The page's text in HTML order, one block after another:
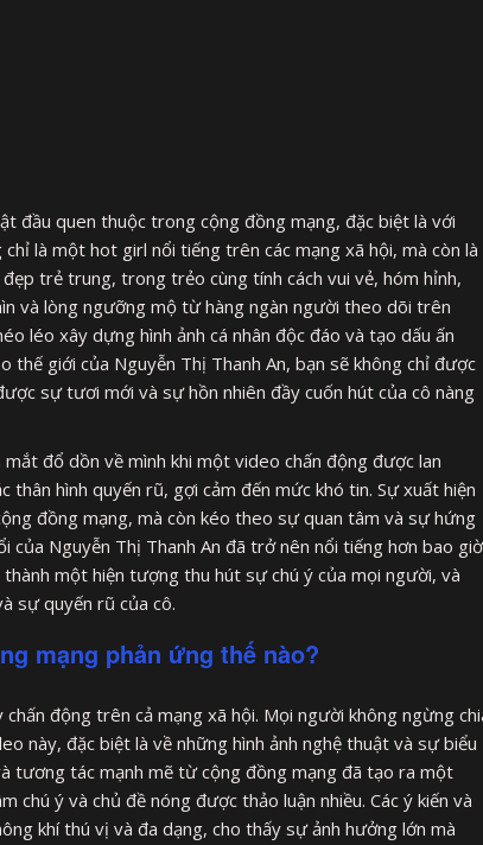
đầu quen thuộc trong cộng đồng mạng, đặc biệt là với
là một hot girl nổi tiếng trên các mạng xã hội, mà còn là
trẻ trung, trong trẻo cùng tính cách vui vẻ, hóm hỉnh,
và lòng ngưỡng mộ từ hàng ngàn người theo dõi trên
léo xây dựng hình ảnh cá nhân độc đáo và tạo dấu ấn
giới của Nguyễn Thị Thanh An, bạn sẽ không chỉ được
sự tươi mới và sự hồn nhiên đầy cuốn hút của cô nàng
đổ dồn về mình khi một video chấn động được lan
hình quyến rũ, gợi cảm đến mức khó tin. Sự xuất hiện
đồng mạng, mà còn kéo theo sự quan tâm và sự hứng
Nguyễn Thị Thanh An đã trở nên nổi tiếng hơn bao giờ
một hiện tượng thu hút sự chú ý của mọi người, và
sự quyến rũ của cô.
mạng phản ứng thế nào?
động trên cả mạng xã hội. Mọi người không ngừng
này, đặc biệt là về những hình ảnh nghệ thuật và sự biểu
tương tác mạnh mẽ từ cộng đồng mạng đã tạo ra một
chú ý và chủ đề nóng được thảo luận nhiều. Các ý kiến và
khí thú vị và đa dạng, cho thấy sự ảnh hưởng lớn mà